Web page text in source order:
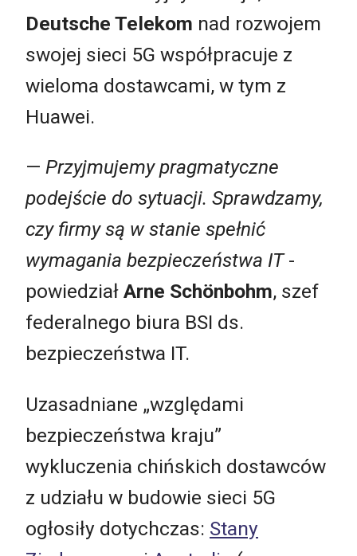
Deutsche Telekom nad rozwojem
swojej sieci 5G współpracuje z
wieloma dostawcami, w tym z
Huawei.
— Przyjmujemy pragmatyczne
podejście do sytuacji. Sprawdzamy,
czy firmy są w stanie spełnić
wymagania bezpieczeństwa IT-
powiedział Arne Schönbohm, szef
federalnego biura BSI ds.
bezpieczeństwa IT.
Uzasadniane „względami
bezpieczeństwa kraju”
wykluczenia chińskich dostawców
z udziału w budowie sieci 5G
ogłosiły dotychczas: Stany